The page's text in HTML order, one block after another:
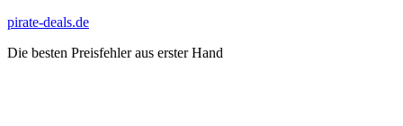
Zum
springen
pirate-deals.de
Die besten Preisfehler aus erster Hand